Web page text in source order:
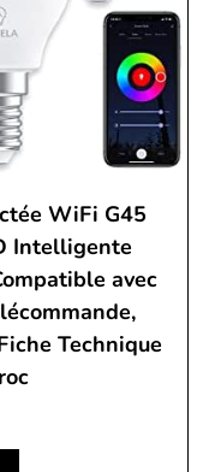
WiFi G45
Intelligente
avec
Technique